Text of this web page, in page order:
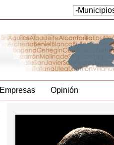
Empresas Opinión